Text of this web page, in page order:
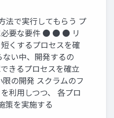
法で実⾏してもらう プ
必要な要件 ● ● ● リ
くするプロセスを確
い中、開発するの
きるプロセスを確⽴
の開発 スクラムのフ
利⽤しつつ、 各プロ
策を実施する